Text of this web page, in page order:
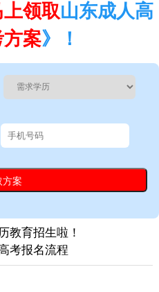
上领取山东成人高
案》！
教育招生啦！​
考报名流程